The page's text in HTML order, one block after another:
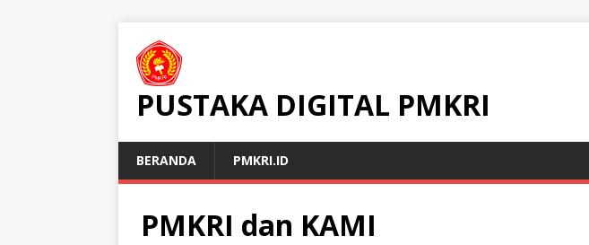
PUSTAKA DIGITAL PMKRI
BERANDA PMKRI.ID
PMKRI dan KAMI